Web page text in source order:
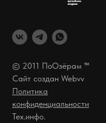
© 2011 ПоОзёрам ™
Сайт создан Webvv
Политика
конфиденциальности
Тех.инфо.